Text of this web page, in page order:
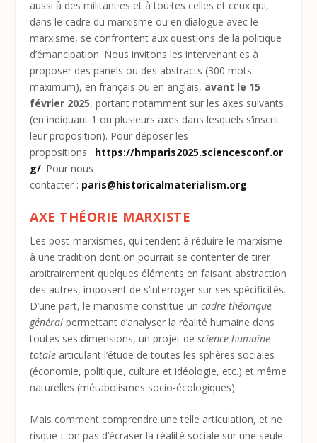
aussi à des militant·es et à tou·tes celles et ceux qui,
dans le cadre du marxisme ou en dialogue avec le
marxisme, se confrontent aux questions de la politique
d’émancipation. Nous invitons les intervenant·es à
proposer des panels ou des abstracts (300 mots
maximum), en français ou en anglais, avant le 15
février 2025, portant notamment sur les axes suivants
(en indiquant 1 ou plusieurs axes dans lesquels s’inscrit
leur proposition). Pour déposer les
propositions : https://hmparis2025.sciencesconf.or
g/. Pour nous
contacter : paris@historicalmaterialism.org.
AXE THÉORIE MARXISTE
Les post-marxismes, qui tendent à réduire le marxisme
à une tradition dont on pourrait se contenter de tirer
arbitrairement quelques éléments en faisant abstraction
des autres, imposent de s’interroger sur ses spécificités.
D’une part, le marxisme constitue uncadre théorique
général permettant d’analyser la réalité humaine dans
toutes ses dimensions, un projet descience humaine
totale articulant l’étude de toutes les sphères sociales
(économie, politique, culture et idéologie, etc.) et même
naturelles (métabolismes socio-écologiques).
Mais comment comprendre une telle articulation, et ne
risque-t-on pas d’écraser la réalité sociale sur une seule